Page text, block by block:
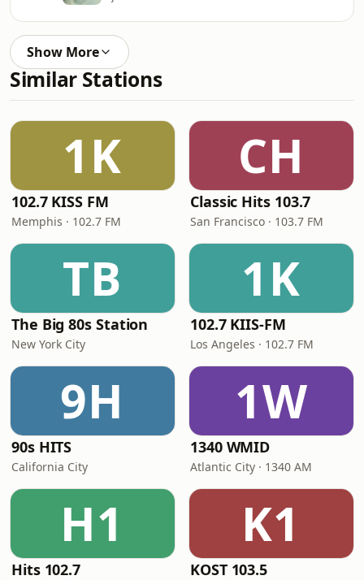
Show More
Similar Stations
1K
102.7 KISS FM
Memphis · 102.7 FM
CH
Classic Hits 103.7
San Francisco · 103.7 FM
TB
The Big 80s Station
New York City
1K
102.7 KIIS-FM
Los Angeles · 102.7 FM
9H
90s HITS
California City
1W
1340 WMID
Atlantic City · 1340 AM
H1
Hits 102.7
K1
KOST 103.5